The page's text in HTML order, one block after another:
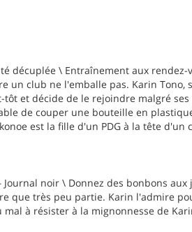
décuplée \ Entraînement aux rendez-
un club ne l'emballe pas. Karin Tono,
et décide de le rejoindre malgré ses
de couper une bouteille en
est la fille d'un PDG à la tête
noir \ Donnez des bonbons
que très peu partie. Karin l'admire
à résister à la mignonnesse de